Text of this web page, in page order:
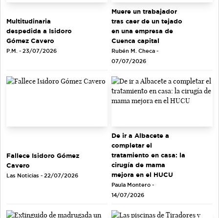
Multitudinaria
despedida a Isidoro
Gómez Cavero
P.M. - 23/07/2026
Muere un trabajador
tras caer de un tejado
en una empresa de
Cuenca capital
Rubén M. Checa -
07/07/2026
Fallece Isidoro Gómez
Cavero
Las Noticias - 22/07/2026
De ir a Albacete a
completar el
tratamiento en casa: la
cirugía de mama
mejora en el HUCU
Paula Montero -
14/07/2026